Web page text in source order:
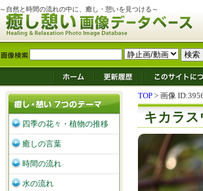
～自然と時間の流れの中に、癒し・憩いを見つける～
TOP > 画像
キカラ
四季の花々・植物の推移
癒しの言葉
時間の流れ
水の流れ